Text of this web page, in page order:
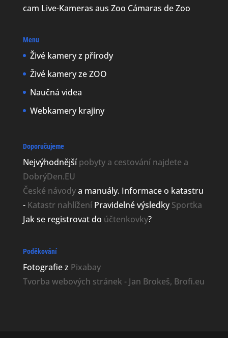
cam Live-Kameras aus Zoo Cámaras de Zoo
Menu
Živé kamery z přírody
Živé kamery ze ZOO
Naučná videa
Webkamery krajiny
Doporučujeme
Nejvýhodnějšípobyty a cestování najdete a
DobrýDen.EU
České návodya manuály. Informace o katastru
- Katastr nahlíženíPravidelné výsledkySportka
Jak se registrovat do účtenkovky?
Poděkování
Fotografie z Pixabay
Tvorba webových stránek - Jan Brokeš, Brofi.eu